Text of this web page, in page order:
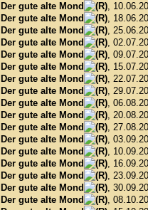
Der gute alte Mond
,
Der gute alte Mond
,
Der gute alte Mond
,
Der gute alte Mond
,
Der gute alte Mond
,
Der gute alte Mond
,
Der gute alte Mond
,
Der gute alte Mond
,
Der gute alte Mond
,
Der gute alte Mond
,
Der gute alte Mond
,
Der gute alte Mond
,
Der gute alte Mond
,
Der gute alte Mond
,
Der gute alte Mond
,
Der gute alte Mond
,
Der gute alte Mond
,